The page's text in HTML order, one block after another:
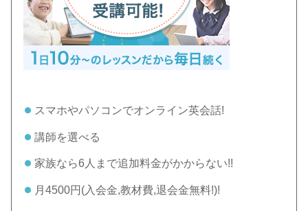
スマホやパソコンでオンライン英会話!
講師を選べる
家族なら6人まで追加料金がかからない!!
月4500円(入会金,教材費,退会金無料!)!